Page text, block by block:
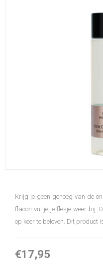
Krijg je geen genoeg van de
flacon vul je je flesje weer bij.
op keer te beleven. Dit product
€17,95